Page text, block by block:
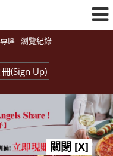
區 瀏覽紀錄
(Sign Up)
關閉 [X]